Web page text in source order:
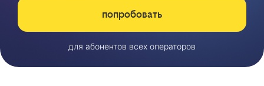
попробовать
для абонентов всех операторов